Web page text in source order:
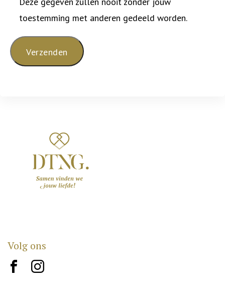
toestemming met anderen gedeeld worden.
Volg ons
brand10 brand12